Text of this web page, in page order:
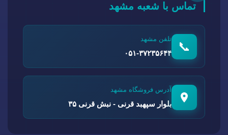
تماس با شعبه مشهد
📞
تلفن مشهد
۰۵۱-۳۷۲۳۵۶۴۴
آدرس فروشگاه مشهد
بلوار سپهبد قرنی - نبش قرنی ۳۵